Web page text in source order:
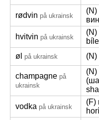
rødvin på ukrainsk
(N)
hvitvin på ukrainsk
(N)
øl
på ukrainsk (N)
champagne på
ukrainsk
vodka på ukrainsk
(F)